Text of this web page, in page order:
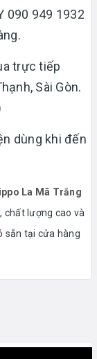
090 949 1932
trực tiếp
Sài Gòn.
dùng khi đến
La Mã Trắng
chất lượng cao và
sẵn tại cửa hàng